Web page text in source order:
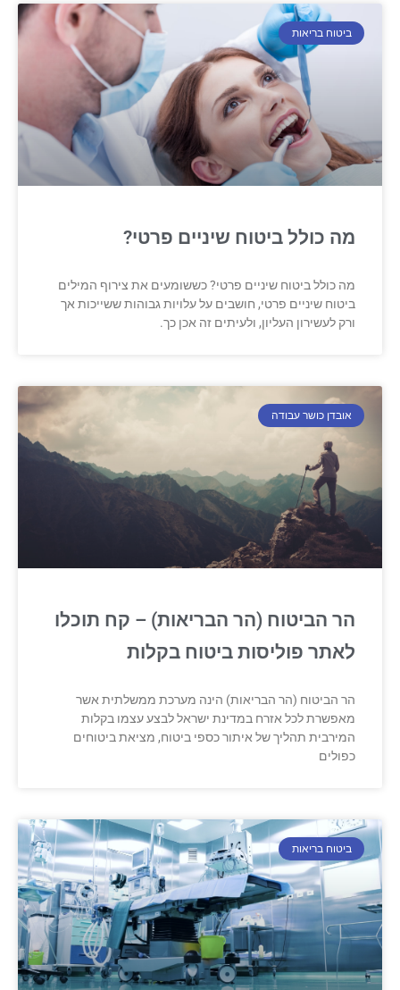
ביטוח בריאות
מה כולל ביטוח שיניים פרטי?
מה כולל ביטוח שיניים פרטי? כששומעים את צירוף המילים
ביטוח שיניים פרטי, חושבים על עלויות גבוהות ששייכות אך
ורק לעשירון העליון, ולעיתים זה אכן כך.
אובדן כושר עבודה
הר הביטוח (הר הבריאות) – קח תוכלו
לאתר פוליסות ביטוח בקלות
הר הביטוח (הר הבריאות) הינה מערכת ממשלתית אשר
מאפשרת לכל אזרח במדינת ישראל לבצע עצמו בקלות
המירבית תהליך של איתור כספי ביטוח, מציאת ביטוחים
כפולים
ביטוח בריאות